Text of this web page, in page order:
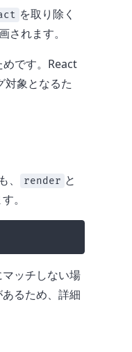
を取り除く
れます。
です。React
対象となるた
render と
。
ッチしない場
るため、詳細